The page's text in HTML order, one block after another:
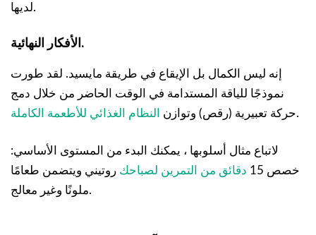
لديها.
الأفكار النهائية.
إنه ليس الكمال بل الإيقاع في طريقة مايسيد. لقد طورت
نموذجًا للياقة المستدامة في الوقت الحاضر من خلال دمج
حركة تعبيرية (رقص) وتوازن
النظام الغذائي للأطعمة الكاملة .
لاتباع مثال أسلوبها ، يمكنك البدء من المستوى الأساسي:
خصص 15
دقائق من التمرين لصباحك روتيني ويتضمن طعامًا
ملونًا وغير معالج.